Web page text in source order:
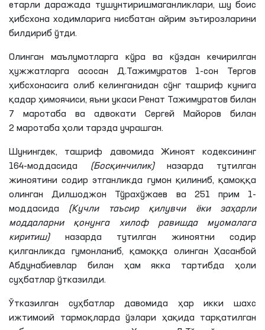
етарли даражада тушунтиришмаганликлари, шу боис
ҳибсхона ходимларига нисбатан айрим эътирозларини
билдириб ўтди.
Олинган маълумотларга кўра ва кўздан кечирилган
ҳужжатларга асосан Д.Тажимуратов 1-сон Тергов
ҳибсхонасига олиб келинганидан сўнг ташриф кунига
қадар ҳимоячиси, яъни укаси Ренат Тажимуратов билан
7 маротаба ва адвокати Сергей Майоров билан
2 маротаба ҳоли тарзда учрашган.
Шунингдек, ташриф давомида Жиноят кодексининг
164-моддасида (Босқинчилик)назарда тутилган
жиноятини содирэтганликда гумон қилиниб, қамоққа
олинганДилшоджон Тўрахўжаев ва 251 прим 1-
моддасида (Кучли таъсир қилувчиёки заҳарли
моддаларни қонунга хилоф равишда муомалага
киритиш)назарда тутилган жиноятни содир
қилганликда гумонланиб, қамоққа олинган Ҳасанбой
Абдунабиевлар билан ҳам якка тартибда ҳоли
суҳбатлар ўтказилди.
Ўтказилган суҳбатлар давомида ҳар икки шахс
ижтимоий тармоқларда ўзлари ҳақида тарқатилган